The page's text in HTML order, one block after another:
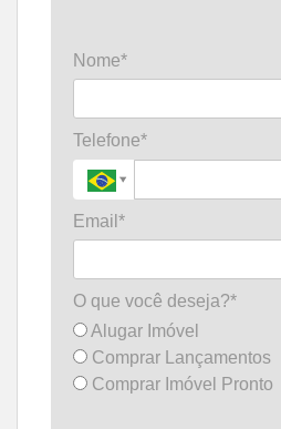
Nome*
Telefone*
Email*
O que você deseja?*
Alugar Imóvel
Comprar Lançamentos
Comprar Imóvel Pronto